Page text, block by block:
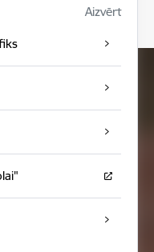
Aizvērt